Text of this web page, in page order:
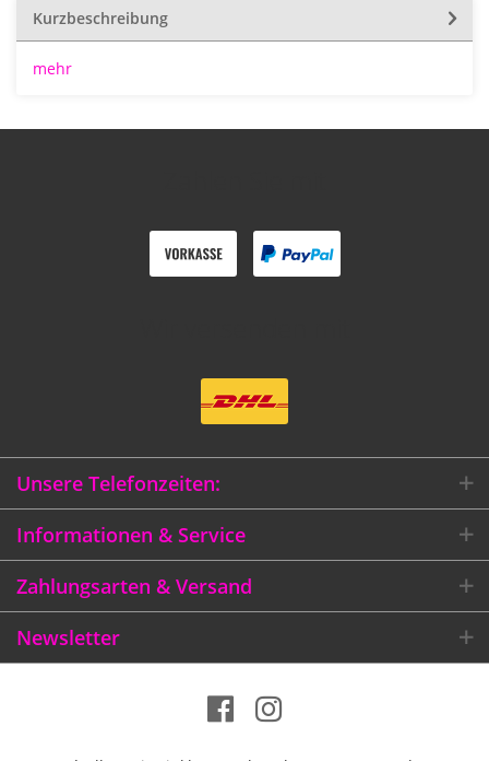
Kurzbeschreibung
mehr
Unsere Telefonzeiten:
Informationen & Service
Zahlungsarten & Versand
Newsletter